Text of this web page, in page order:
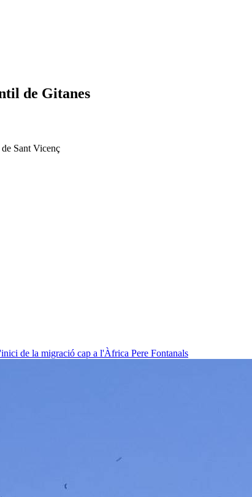
de Gitanes
Sant Vicenç
de la migració cap a l'Àfrica Pere Fontanals